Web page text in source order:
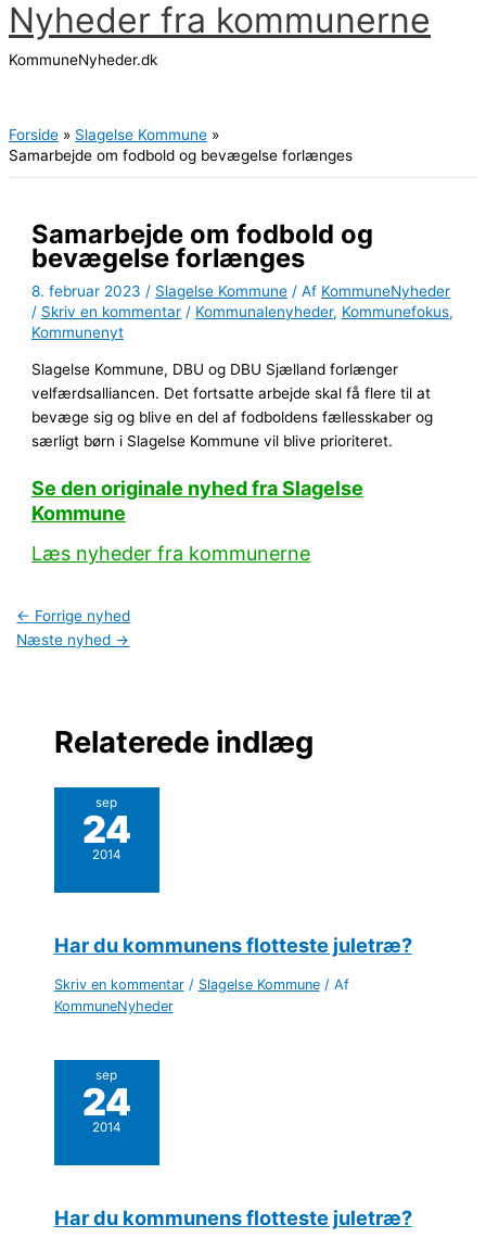
Gå
til
indholdet
Nyheder fra kommunerne
KommuneNyheder.dk
Forside
Slagelse Kommune
Samarbejde om fodbold og bevægelse forlænges
Samarbejde om fodbold og
bevægelse forlænges
8. februar 2023 / Slagelse Kommune / Af KommuneNyheder
/ Skriv en kommentar / Kommunalenyheder, Kommunefokus,
Kommunenyt
Slagelse Kommune, DBU og DBU Sjælland forlænger
velfærdsalliancen. Det fortsatte arbejde skal få flere til at
bevæge sig og blive en del af fodboldens fællesskaber og
særligt børn i Slagelse Kommune vil blive prioriteret.
Se den originale nyhed fra Slagelse
Kommune
Læs nyheder fra kommunerne
← Forrige nyhed
Næste nyhed →
Relaterede indlæg
sep
24
2014
Har du kommunens flotteste juletræ?
Skriv en kommentar / Slagelse Kommune/ Af
KommuneNyheder
sep
24
2014
Har du kommunens flotteste juletræ?